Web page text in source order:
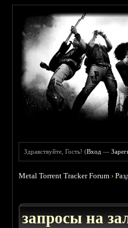
Здравствуйте, Гость! (Вход —
Metal Torrent Tracker Forum ›
запросы на